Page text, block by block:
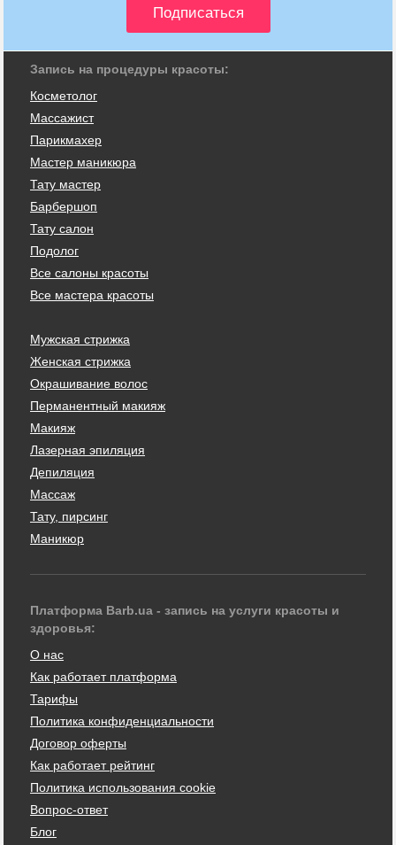
Запись на процедуры красоты:
Косметолог
Массажист
Парикмахер
Мастер маникюра
Тату мастер
Барбершоп
Тату салон
Подолог
Все салоны красоты
Все мастера красоты
Мужская стрижка
Женская стрижка
Окрашивание волос
Перманентный макияж
Макияж
Лазерная эпиляция
Депиляция
Массаж
Тату, пирсинг
Маникюр
Платформа Barb.ua - запись на услуги красоты и
здоровья:
О нас
Как работает платформа
Тарифы
Политика конфиденциальности
Договор оферты
Как работает рейтинг
Политика использования cookie
Вопрос-ответ
Блог